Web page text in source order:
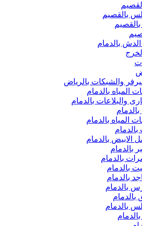
بالقصيم
بالدمام
والشبكات بالرياض
بالدمام
والبلاعات بالدمام
المياه بالدمام
الابيض بالدمام
بالدمام
بالدمام
بالدمام
بالدمام
بالدمام